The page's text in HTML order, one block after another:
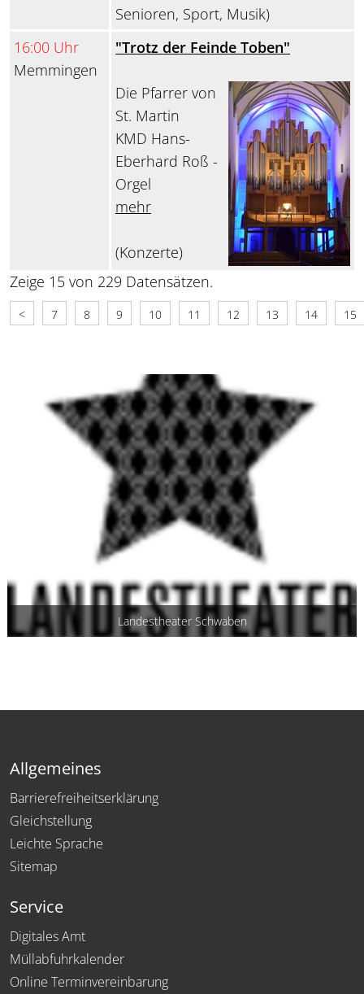
Senioren, Sport, Musik)
16:00 Uhr
Memmingen
"Trotz der Feinde Toben"
Die Pfarrer von
St. Martin
KMD Hans-
Eberhard Roß -
Orgel
mehr
(Konzerte)
Zeige 15 von 229 Datensätzen.
< 7 8 9 10 11 12 13 14 15
Landestheater Schwaben
Allgemeines
Barrierefreiheitserklärung
Gleichstellung
Leichte Sprache
Sitemap
Service
Digitales Amt
Müllabfuhrkalender
Online Terminvereinbarung